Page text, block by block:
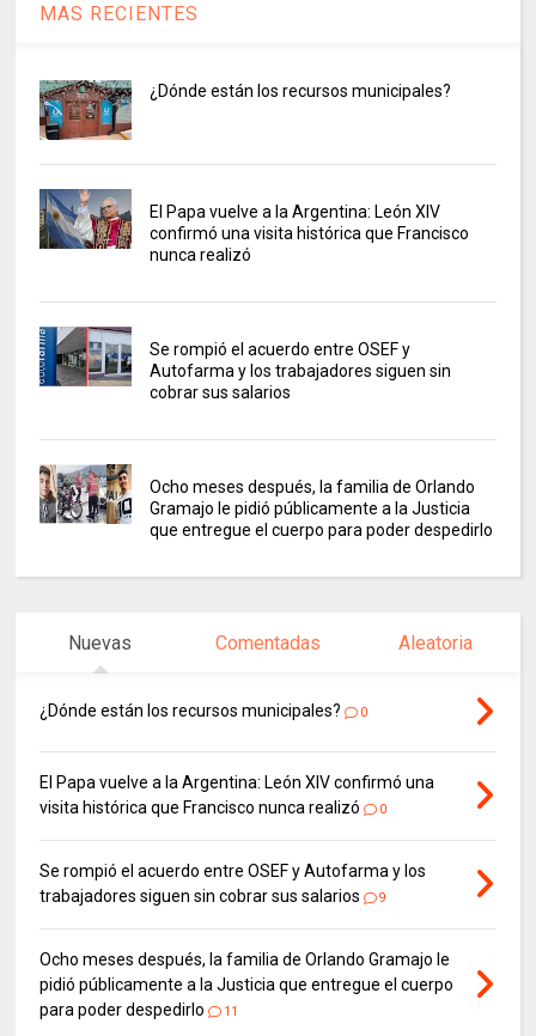
MAS RECIENTES
¿Dónde están los recursos municipales?
El Papa vuelve a la Argentina: León XIV
confirmó una visita histórica que Francisco
nunca realizó
Se rompió el acuerdo entre OSEF y
Autofarma y los trabajadores siguen sin
cobrar sus salarios
Ocho meses después, la familia de Orlando
Gramajo le pidió públicamente a la Justicia
que entregue el cuerpo para poder despedirlo
Nuevas Comentadas Aleatoria
¿Dónde están los recursos municipales? 0
El Papa vuelve a la Argentina: León XIV confirmó una
visita histórica que Francisco nunca realizó
0
Se rompió el acuerdo entre OSEF y Autofarma y los
trabajadores siguen sin cobrar sus salarios
9
Ocho meses después, la familia de Orlando Gramajo le
pidió públicamente a la Justicia que entregue el cuerpo
para poder despedirlo
11